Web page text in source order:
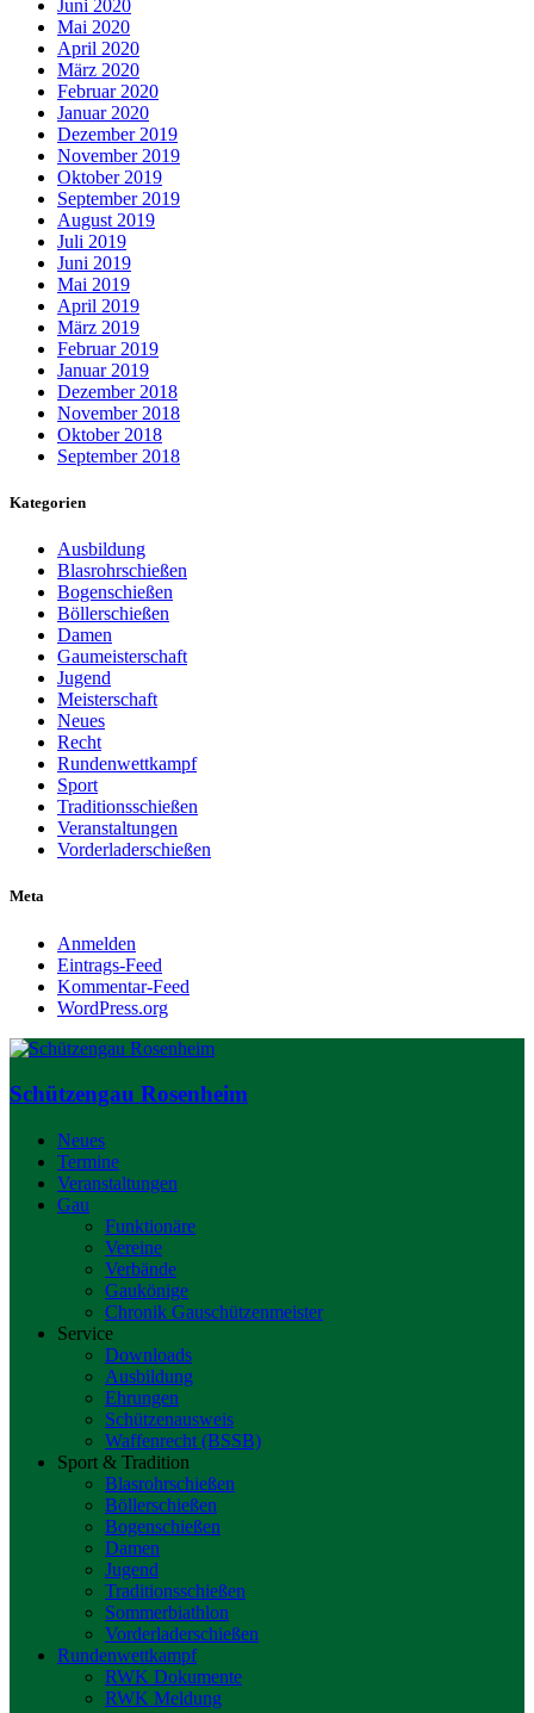
Juni 2020
Mai 2020
April 2020
März 2020
Februar 2020
Januar 2020
Dezember 2019
November 2019
Oktober 2019
September 2019
August 2019
Juli 2019
Juni 2019
Mai 2019
April 2019
März 2019
Februar 2019
Januar 2019
Dezember 2018
November 2018
Oktober 2018
September 2018
Kategorien
Ausbildung
Blasrohrschießen
Bogenschießen
Böllerschießen
Damen
Gaumeisterschaft
Jugend
Meisterschaft
Neues
Recht
Rundenwettkampf
Sport
Traditionsschießen
Veranstaltungen
Vorderladerschießen
Meta
Anmelden
Eintrags-Feed
Kommentar-Feed
WordPress.org
Schützengau Rosenheim
Neues
Termine
Veranstaltungen
Gau
Funktionäre
Vereine
Verbände
Gaukönige
Chronik Gauschützenmeister
Service
Downloads
Ausbildung
Ehrungen
Schützenausweis
Waffenrecht (BSSB)
Sport & Tradition
Blasrohrschießen
Böllerschießen
Bogenschießen
Damen
Jugend
Traditionsschießen
Sommerbiathlon
Vorderladerschießen
Rundenwettkampf
RWK Dokumente
RWK Meldung